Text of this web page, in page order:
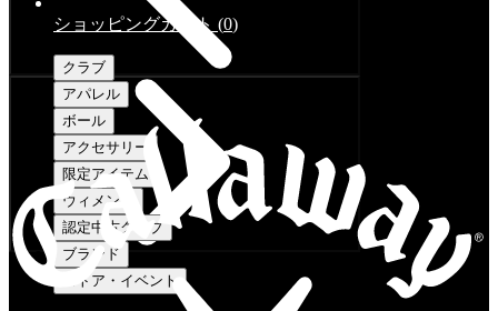
ショッピングカート (0)
クラブ
アパレル
ボール
アクセサリー
限定アイテム
ウィメンズ
認定中古クラブ
ブランド
ストア・イベント